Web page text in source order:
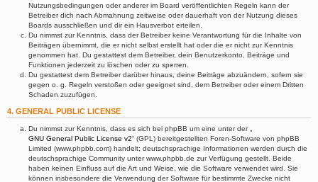
Nutzungsbedingungen oder anderer im Board veröffentlichten Regeln kann der
Betreiber dich nach Abmahnung zeitweise oder dauerhaft von der Nutzung dieses
Boards ausschließen und dir ein Hausverbot erteilen.
Du nimmst zur Kenntnis, dass der Betreiber keine Verantwortung für die Inhalte von
Beiträgen übernimmt, die er nicht selbst erstellt hat oder die er nicht zur Kenntnis
genommen hat. Du gestattest dem Betreiber, dein Benutzerkonto, Beiträge und
Funktionen jederzeit zu löschen oder zu sperren.
Du gestattest dem Betreiber darüber hinaus, deine Beiträge abzuändern, sofern sie
gegen o. g. Regeln verstoßen oder geeignet sind, dem Betreiber oder einem Dritten
Schaden zuzufügen.
4. GENERAL PUBLIC LICENSE
Du nimmst zur Kenntnis, dass es sich bei phpBB um eine unter der „
GNU General Public License v2“ (GPL) bereitgestellten Foren-Software von phpBB
Limited (www.phpbb.com) handelt; deutschsprachige Informationen werden durch die
deutschsprachige Community unter www.phpbb.de zur Verfügung gestellt. Beide
haben keinen Einfluss auf die Art und Weise, wie die Software verwendet wird. Sie
können insbesondere die Verwendung der Software für bestimmte Zwecke nicht